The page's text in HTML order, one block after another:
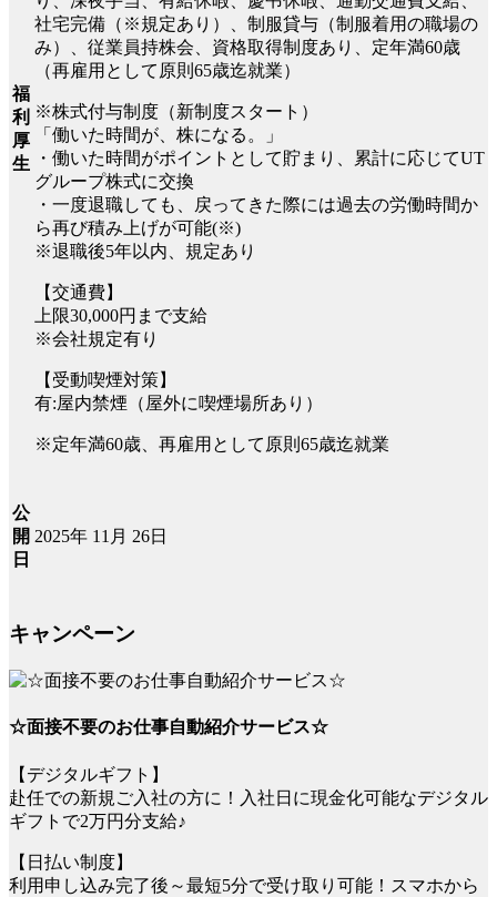
福
利
厚
生
社宅完備（※規定あり）、制服貸与（制服着用の職場の
み）、従業員持株会、資格取得制度あり、定年満60歳
（再雇用として原則65歳迄就業）
※株式付与制度（新制度スタート）
「働いた時間が、株になる。」
・働いた時間がポイントとして貯まり、累計に応じてUT
グループ株式に交換
・一度退職しても、戻ってきた際には過去の労働時間か
ら再び積み上げが可能(※)
※退職後5年以内、規定あり
【交通費】
上限30,000円まで支給
※会社規定有り
【受動喫煙対策】
有:屋内禁煙（屋外に喫煙場所あり）
※定年満60歳、再雇用として原則65歳迄就業
公
開
日
2025年 11月 26日
キャンペーン
☆面接不要のお仕事自動紹介サービス☆
【デジタルギフト】
赴任での新規ご入社の方に！入社日に現金化可能なデジタル
ギフトで2万円分支給♪
【日払い制度】
利用申し込み完了後～最短5分で受け取り可能！スマホから